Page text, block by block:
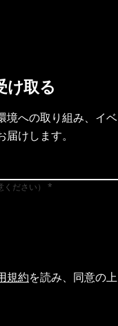
け取る
境への取り組み、イベ
けします。
ださい）
規約を読み、同意の上